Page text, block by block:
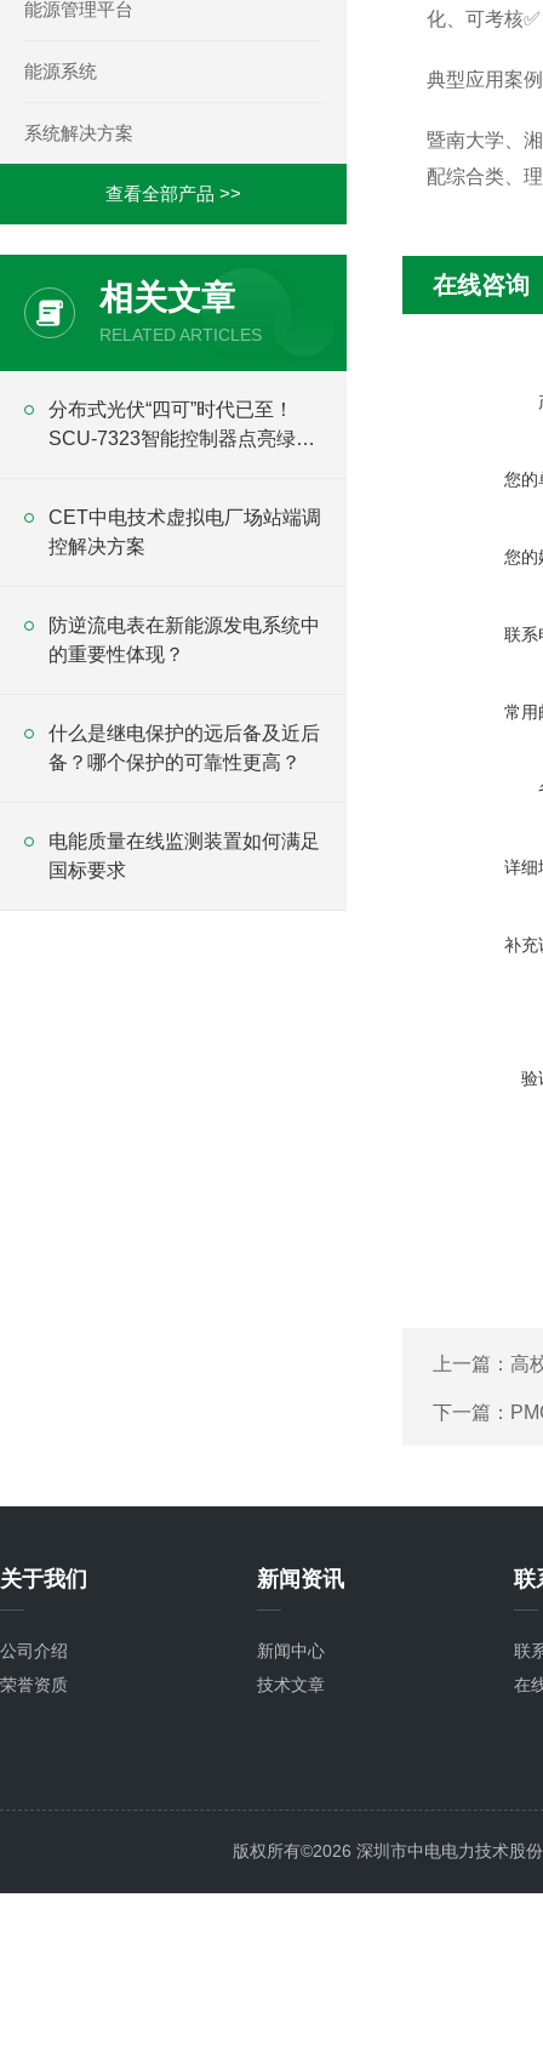
能源管理平台
能源系统
系统解决方案
查看全部产品 >>
相关文章
RELATED ARTICLES
分布式光伏“四可”时代已至！
SCU-7323智能控制器点亮绿色
CET中电技术虚拟电厂场站端调
控解决方案
防逆流电表在新能源发电系统中
的重要性体现？
什么是继电保护的远后备及近后
备？哪个保护的可靠性更高？
电能质量在线监测装置如何满足
国标要求
化、可考核
典型应用案例
暨南大学、
配综合类、
在线咨询
您的
您的
联系
常用
详细
补充
验
上一篇： 高
下一篇：
关于我们
公司介绍
荣誉资质
新闻资讯
新闻中心
技术文章
联
联
在
版权所有©2026 深圳市中电电力技术股